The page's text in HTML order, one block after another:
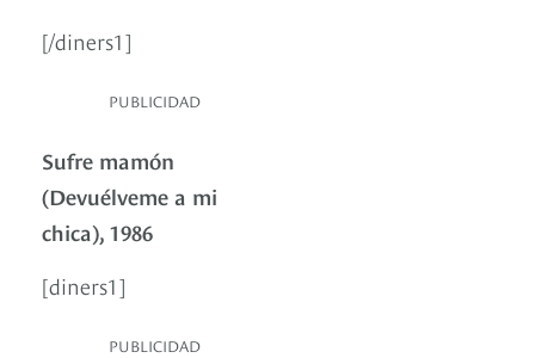
[/diners1]
PUBLICIDAD
Sufre mamón
(Devuélveme a mi
chica), 1986
[diners1]
PUBLICIDAD